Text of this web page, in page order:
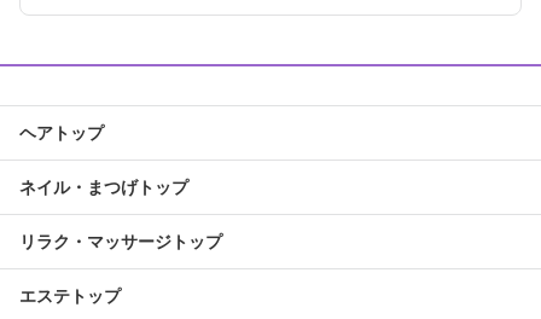
ヘアトップ
ネイル・まつげトップ
リラク・マッサージトップ
エステトップ